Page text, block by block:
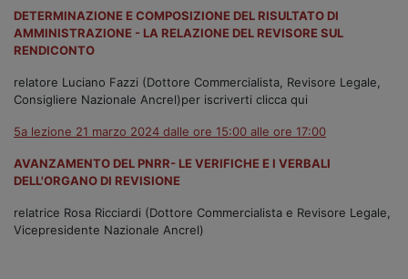
DETERMINAZIONE E COMPOSIZIONE DEL RISULTATO DI
AMMINISTRAZIONE - LA RELAZIONE DEL REVISORE SUL
RENDICONTO
relatore Luciano Fazzi (Dottore Commercialista, Revisore Legale,
Consigliere Nazionale Ancrel)per iscriverti clicca qui
5a lezione 21 marzo 2024 dalle ore 15:00 alle ore 17:00
AVANZAMENTO DEL PNRR- LE VERIFICHE E I VERBALI
DELL'ORGANO DI REVISIONE
relatrice Rosa Ricciardi (Dottore Commercialista e Revisore Legale,
Vicepresidente Nazionale Ancrel)